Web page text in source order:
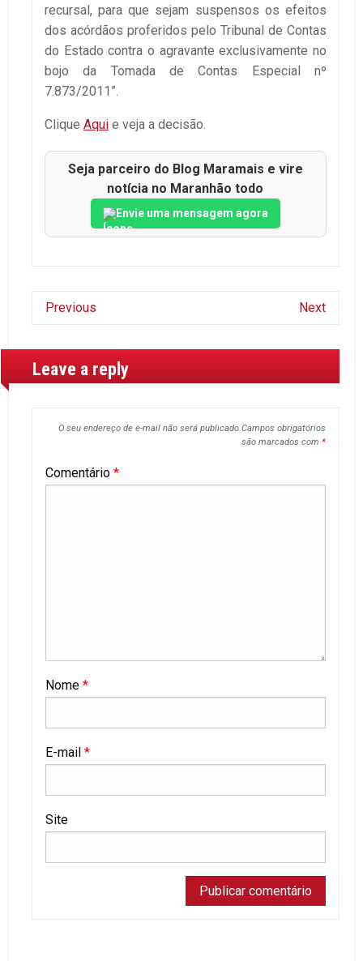
recursal, para que sejam suspensos os efeitos
dos acórdãos proferidos pelo Tribunal de Contas
do Estado contra o agravante exclusivamente no
bojo da Tomada de Contas Especial nº
7.873/2011”.
Clique Aqui e veja a decisão.
Seja parceiro do Blog Maramais e vire
notícia no Maranhão todo
Envie uma mensagem agora
Previous Next
Leave a reply
O seu endereço de e-mail não será publicado.Campos obrigatórios
são marcados com *
Comentário *
Nome *
E-mail *
Site